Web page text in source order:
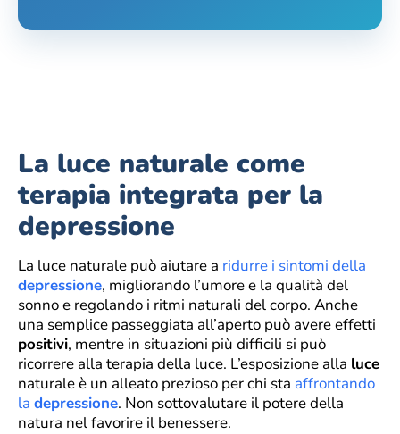
La luce naturale come
terapia integrata per la
depressione
La luce naturale può aiutare a ridurre i sintomi della
depressione, migliorando l’umore e la qualità del
sonno e regolando i ritmi naturali del corpo. Anche
una semplice passeggiata all’aperto può avere effetti
positivi, mentre in situazioni più difficili si può
ricorrere alla terapia della luce. L’esposizione alla luce
naturale è un alleato prezioso per chi sta affrontando
la depressione. Non sottovalutare il potere della
natura nel favorire il benessere.